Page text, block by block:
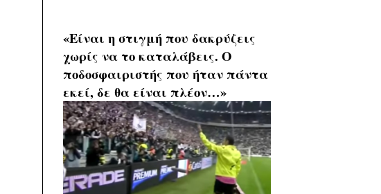
«Είναι η στιγμή που δακρύζεις
χωρίς να το καταλάβεις. Ο
ποδοσφαιριστής που ήταν πάντα
εκεί, δε θα είναι πλέον…»